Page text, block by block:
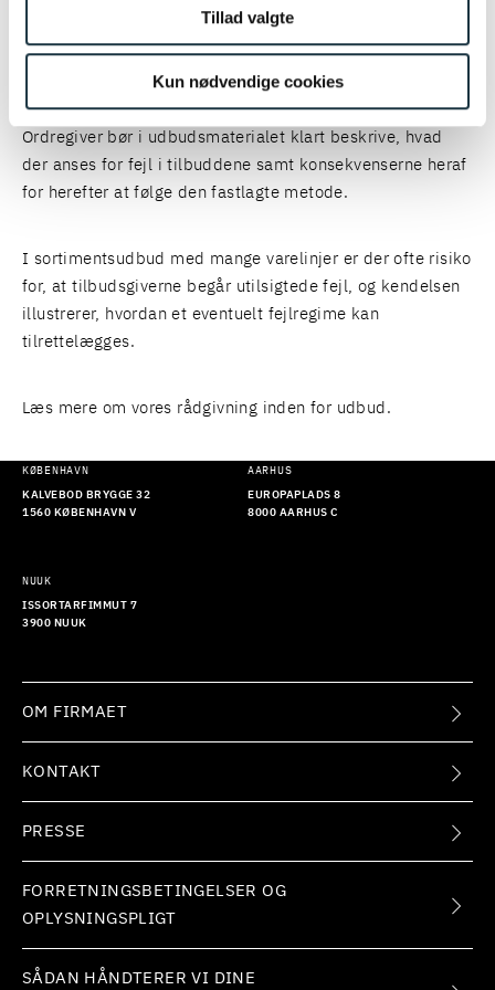
Tillad valgte
Kun nødvendige cookies
KOMMENTAR
Kendelsen er på linje med øvrig praksis fra klagenævnet.
Ordregiver bør i udbudsmaterialet klart beskrive, hvad
der anses for fejl i tilbuddene samt konsekvenserne heraf
for herefter at følge den fastlagte metode.
I sortimentsudbud med mange varelinjer er der ofte risiko
for, at tilbudsgiverne begår utilsigtede fejl, og kendelsen
illustrerer, hvordan et eventuelt fejlregime kan
tilrettelægges.
Læs mere om vores rådgivning inden for udbud .
KØBENHAVN
KALVEBOD BRYGGE 32
1560 KØBENHAVN V
AARHUS
EUROPAPLADS 8
8000 AARHUS C
NUUK
ISSORTARFIMMUT 7
3900 NUUK
OM FIRMAET
KONTAKT
PRESSE
FORRETNINGSBETINGELSER OG
OPLYSNINGSPLIGT
SÅDAN HÅNDTERER VI DINE